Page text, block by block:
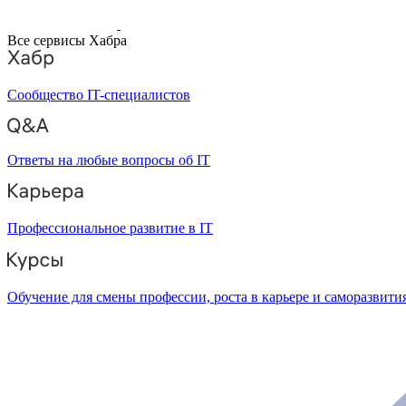
Все сервисы Хабра
Сообщество IT-специалистов
Ответы на любые вопросы об IT
Профессиональное развитие в IT
Обучение для смены профессии, роста в карьере и